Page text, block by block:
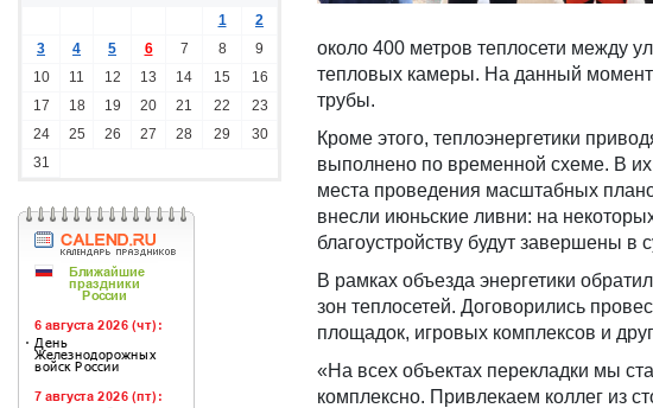
1
2
3
4 5 6 7 8
9
10
11 12 13 14 15
16
17
18 19 20 21 22
23
24
25 26 27 28 29
30
31
около 400 метров теплосети между
тепловых камеры. На данный
трубы.
Кроме этого, теплоэнергетики
выполнено по временной схеме. В их
места проведения масштабных
внесли июньские ливни: на
благоустройству будут завершены в
В рамках объезда энергетики
зон теплосетей. Договорились
площадок, игровых комплексов и
«На всех объектах перекладки мы
комплексно. Привлекаем коллег из